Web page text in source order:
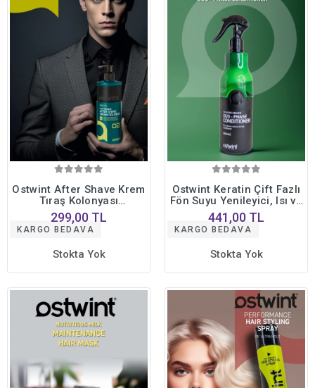
Ostwint After Shave Krem
Tıraş Kolonyası
Nemlendirici, Ferahlatıcı
Tıraş Sonrası Rahatlama
No02 Oud 400 ml
299,00 TL
KARGO BEDAVA
Stokta Yok
Ostwint Keratin Çift Fazlı
Fön Suyu Yenileyici, Isı ve
Renk Koruyucu, Parlaklık
Veren Saç Bakım Spreyi
400ml
441,00 TL
KARGO BEDAVA
Stokta Yok